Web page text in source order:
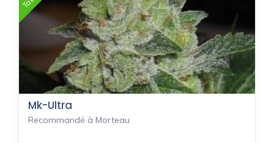
Mk-Ultra
Recommandé à Morteau